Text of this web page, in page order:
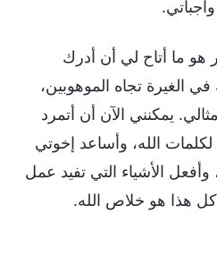
هو ما أتاح لي أن أدرك
الغيرة تجاه الموهوبين،
يمكنني الآن أن أتمرد
الله، وأساعد إخوتي
الأشياء التي تفيد عمل
هذا هو خلاص الله.